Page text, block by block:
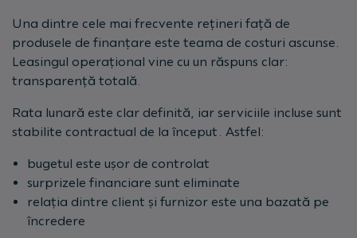
Una dintre cele mai frecvente rețineri față de
produsele de finanțare este teama de costuri ascunse.
Leasingul operațional vine cu un răspuns clar:
transparență totală.
Rata lunară este clar definită, iar serviciile incluse sunt
stabilite contractual de la început. Astfel:
bugetul este ușor de controlat
surprizele financiare sunt eliminate
relația dintre client și furnizor este una bazată pe
încredere